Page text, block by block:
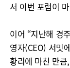
서 이번 포럼이
이어 “지난해 경
영자(CEO) 서밋
황리에 마친 만